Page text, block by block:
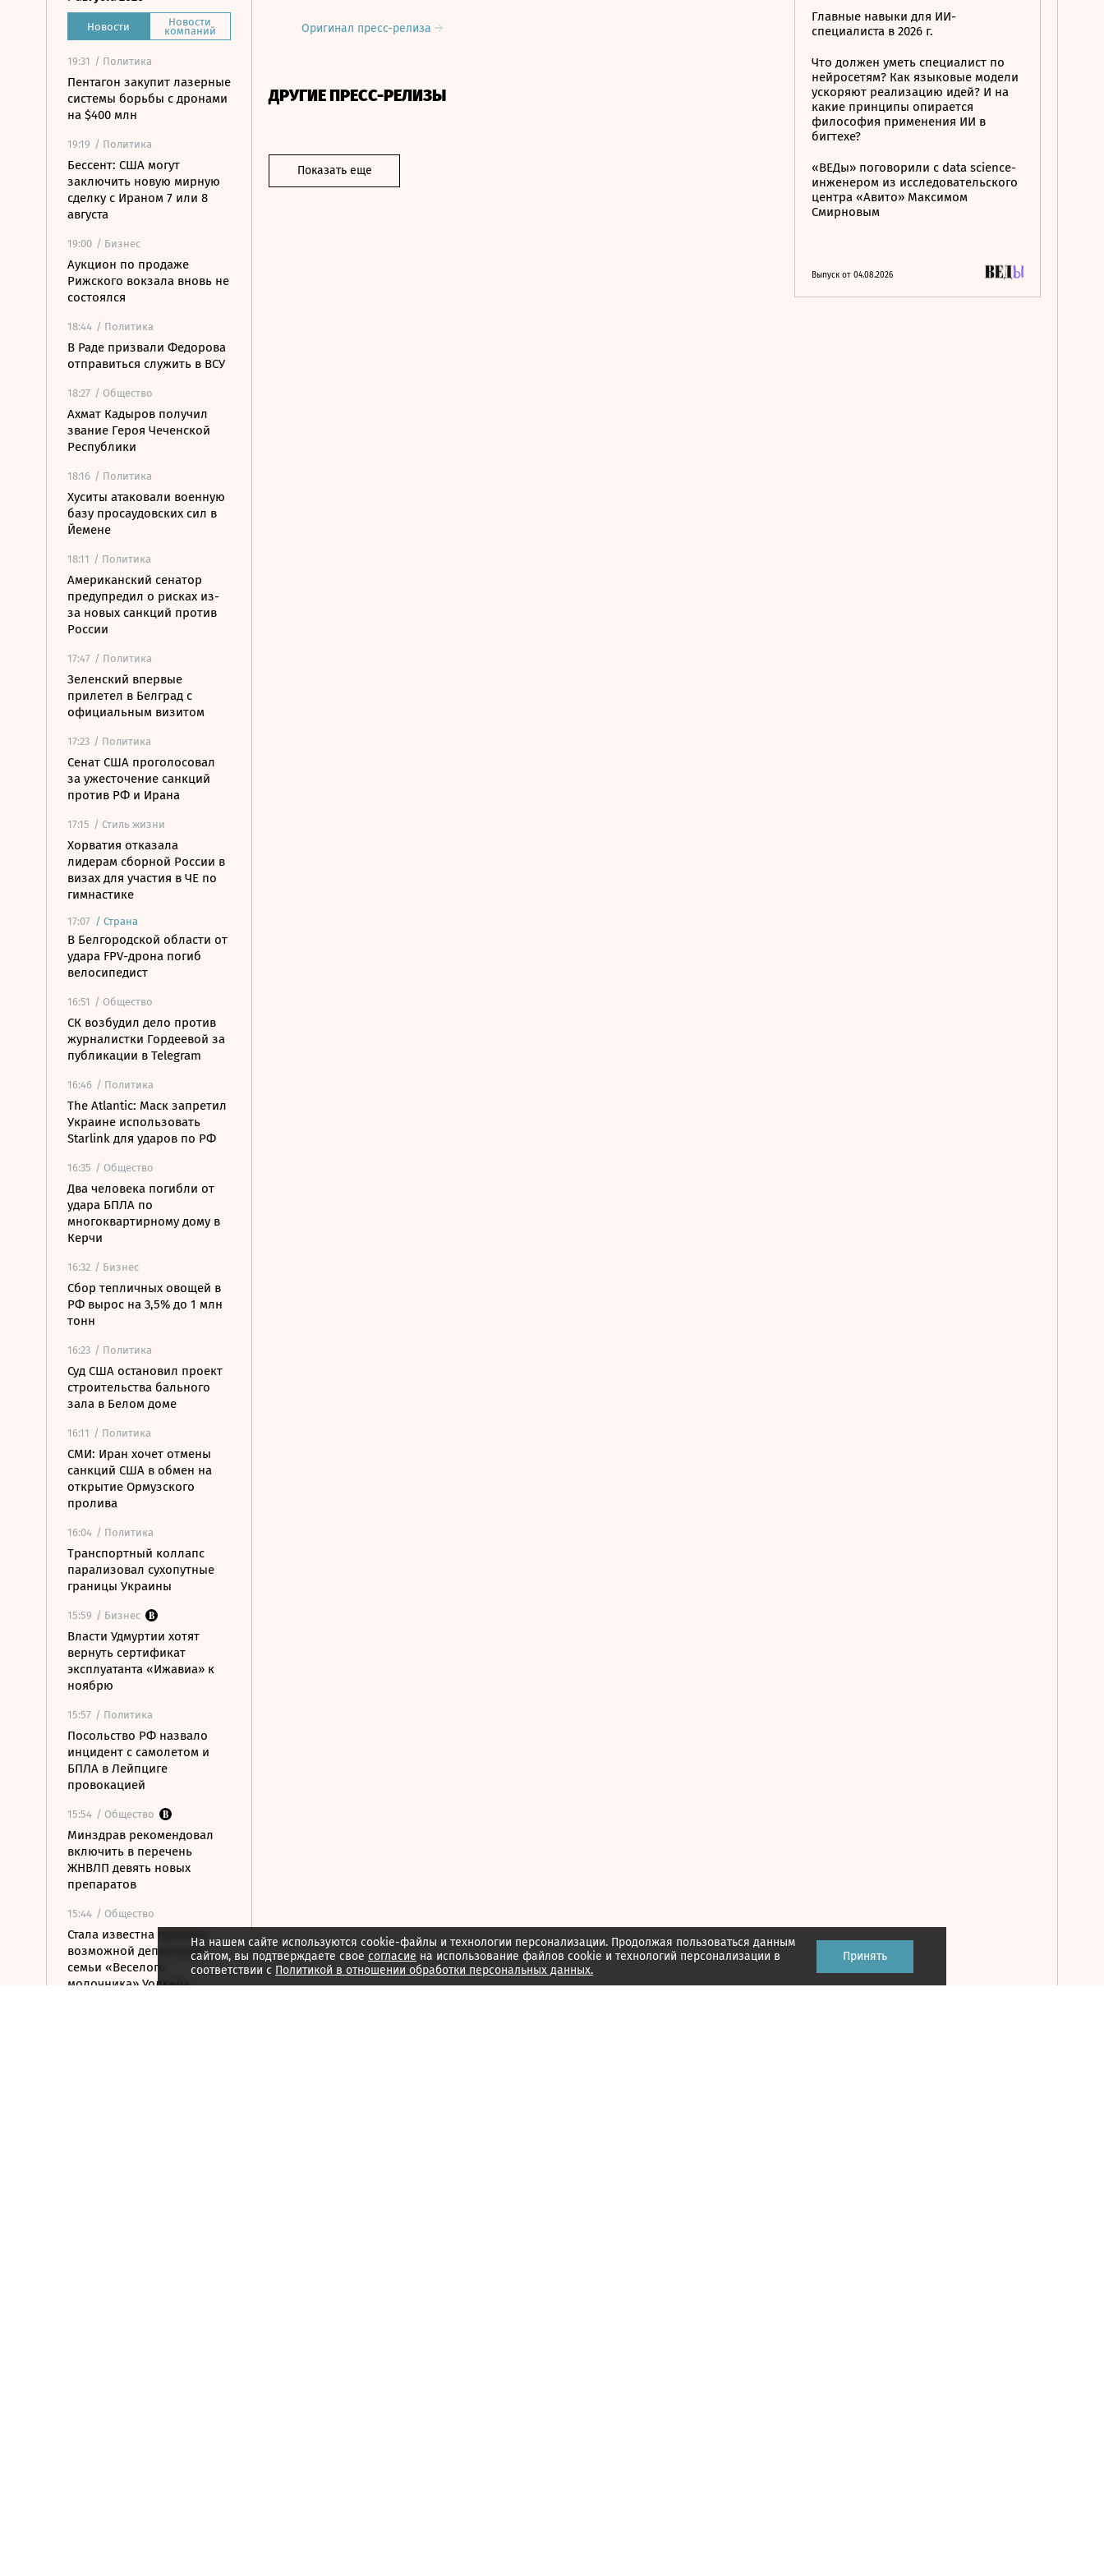
Новости Новости
компаний
19:31 / Политика
Пентагон закупит лазерные
системы борьбы с дронами
на $400 млн
19:19 / Политика
Бессент: США могут
заключить новую мирную
сделку с Ираном 7 или 8
августа
19:00 / Бизнес
Аукцион по продаже
Рижского вокзала вновь не
состоялся
18:44 / Политика
В Раде призвали Федорова
отправиться служить в ВСУ
18:27 / Общество
Ахмат Кадыров получил
звание Героя Чеченской
Республики
18:16 / Политика
Хуситы атаковали военную
базу просаудовских сил в
Йемене
18:11 / Политика
Американский сенатор
предупредил о рисках из-
за новых санкций против
России
17:47 / Политика
Зеленский впервые
прилетел в Белград с
официальным визитом
17:23 / Политика
Сенат США проголосовал
за ужесточение санкций
против РФ и Ирана
17:15 / Стиль жизни
Хорватия отказала
лидерам сборной России в
визах для участия в ЧЕ по
гимнастике
17:07 / Страна
В Белгородской области от
удара FPV-дрона погиб
велосипедист
16:51 / Общество
СК возбудил дело против
журналистки Гордеевой за
публикации в Telegram
16:46 / Политика
The Atlantic: Маск запретил
Украине использовать
Starlink для ударов по РФ
16:35 / Общество
Два человека погибли от
удара БПЛА по
многоквартирному дому в
Керчи
16:32 / Бизнес
Сбор тепличных овощей в
РФ вырос на 3,5% до 1 млн
тонн
16:23 / Политика
Суд США остановил проект
строительства бального
зала в Белом доме
16:11 / Политика
СМИ: Иран хочет отмены
санкций США в обмен на
открытие Ормузского
пролива
16:04 / Политика
Транспортный коллапс
парализовал сухопутные
границы Украины
15:59 / Бизнес
Власти Удмуртии хотят
вернуть сертификат
эксплуатанта «Ижавиа» к
ноябрю
15:57 / Политика
Посольство РФ назвало
инцидент с самолетом и
БПЛА в Лейпциге
провокацией
15:54 / Общество
Минздрав рекомендовал
включить в перечень
ЖНВЛП девять новых
препаратов
15:44 / Общество
Стала известна причина
возможной депортации
семьи «Веселого
молочника» Уолкера
Оригинал пресс-релиза
ДРУГИЕ ПРЕСС-РЕЛИЗЫ
Показать еще
Главные навыки для ИИ-
специалиста в 2026 г.
Что должен уметь специалист по
нейросетям? Как языковые модели
ускоряют реализацию идей? И на
какие принципы опирается
философия применения ИИ в
бигтехе?
«ВЕДы» поговорили с data science-
инженером из исследовательского
центра «Авито» Максимом
Смирновым
Выпуск от 04.08.2026
На нашем сайте используются cookie-файлы и технологии персонализации. Продолжая пользоваться данным
сайтом, вы подтверждаете свое согласие на использование файлов cookie и технологий персонализации в
соответствии с Политикой в отношении обработки персональных данных.
Принять